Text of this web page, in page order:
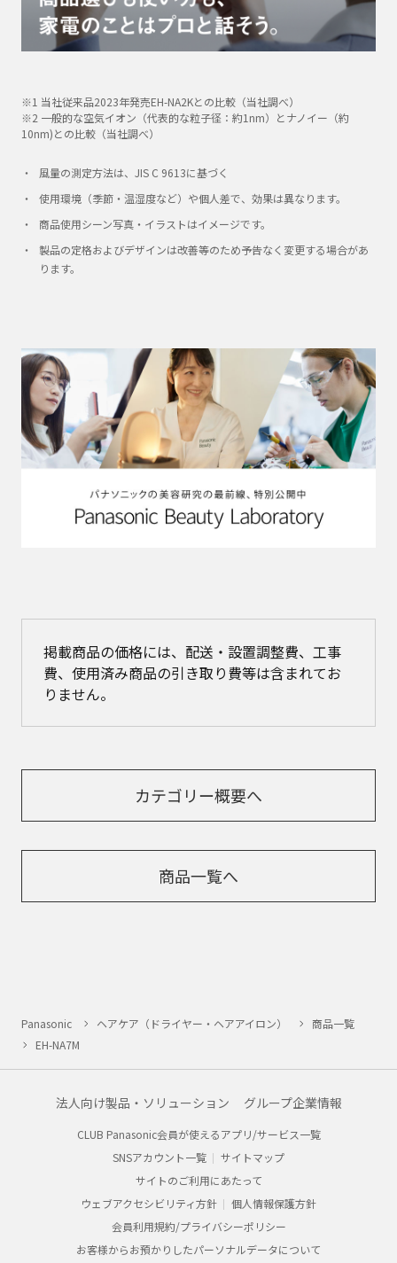
※1 当社従来品2023年発売EH-NA2Kとの比較（当社調べ）
※2 一般的な空気イオン（代表的な粒子径：約1nm）とナノイー（約
10nm)との比較（当社調べ）
風量の測定方法は、JIS C 9613に基づく
使用環境（季節・温湿度など）や個人差で、効果は異なります。
商品使用シーン写真・イラストはイメージです。
製品の定格およびデザインは改善等のため予告なく変更する場合があ
ります。
掲載商品の価格には、配送・設置調整費、工事
費、使用済み商品の引き取り費等は含まれてお
りません。
カテゴリー概要へ
商品一覧へ
Panasonic ヘアケア（ドライヤー・ヘアアイロン）
商品一覧
EH-NA7M
法人向け製品・ソリューション グループ企業情報
CLUB Panasonic会員が使えるアプリ/サービス一覧
SNSアカウント一覧
サイトマップ
サイトのご利用にあたって
ウェブアクセシビリティ方針
個人情報保護方針
会員利用規約/プライバシーポリシー
お客様からお預かりしたパーソナルデータについて